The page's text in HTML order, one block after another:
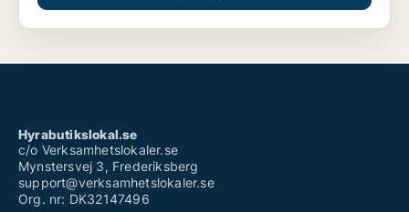
Hyrabutikslokal.se
c/o Verksamhetslokaler.se
Mynstersvej 3, Frederiksberg
support@verksamhetslokaler.se
Org. nr: DK32147496